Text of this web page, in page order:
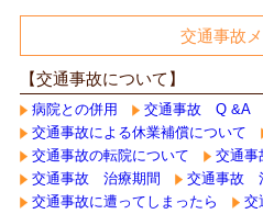
交通事故
【交通事故について】
病院との併用
交通事故 Q &A
交通事故による休業補償について
交通事故の転院について
交通事
交通事故 治療期間
交通事故
交通事故に遭ってしまったら
交